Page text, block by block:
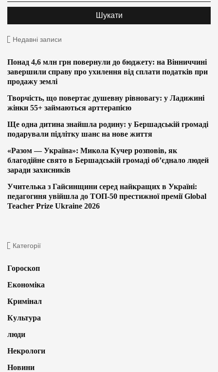
Недавні записи
Понад 4,6 млн грн повернули до бюджету: на Вінниччині
завершили справу про ухилення від сплати податків при
продажу землі
Творчість, що повертає душевну рівновагу: у Ладижині
жінки 55+ займаються арттерапією
Ще одна дитина знайшла родину: у Бершадській громаді
подарували підлітку шанс на нове життя
«Разом — Україна»: Микола Кучер розповів, як
благодійне свято в Бершадській громаді об’єднало людей
заради захисників
Учителька з Гайсинщини серед найкращих в Україні:
педагогиня увійшла до ТОП-50 престижної премії Global
Teacher Prize Ukraine 2026
Категорії
Гороскоп
Економіка
Кримінал
Культура
люди
Некрологи
Новини